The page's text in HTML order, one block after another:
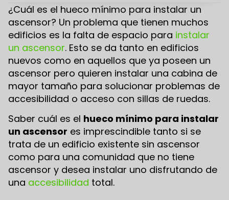
¿Cuál es el hueco mínimo para instalar un
ascensor? Un problema que tienen muchos
edificios es la falta de espacio para instalar
un ascensor. Esto se da tanto en edificios
nuevos como en aquellos que ya poseen un
ascensor pero quieren instalar una cabina de
mayor tamaño para solucionar problemas de
accesibilidad o acceso con sillas de ruedas.
Saber cuál es el hueco mínimo para instalar
un ascensor es imprescindible tanto si se
trata de un edificio existente sin ascensor
como para una comunidad que no tiene
ascensor y desea instalar uno disfrutando de
una accesibilidad total.